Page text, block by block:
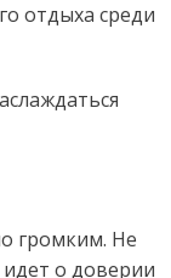
отдыха среди
громким. Не
идет о доверии